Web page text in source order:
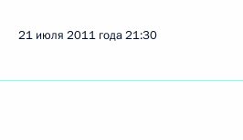
21 июля 2011 года21:30